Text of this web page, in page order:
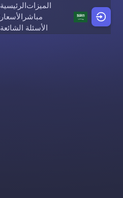
Skip to content
الرئيسيةالميزات
الأسعار مباشر
الأسئلة الشائعة